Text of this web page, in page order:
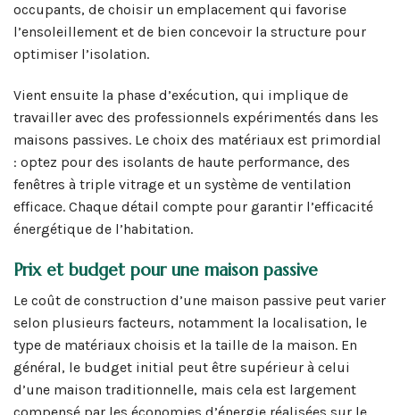
occupants, de choisir un emplacement qui favorise
l’ensoleillement et de bien concevoir la structure pour
optimiser l’isolation.
Vient ensuite la phase d’exécution, qui implique de
travailler avec des professionnels expérimentés dans les
maisons passives. Le choix des matériaux est primordial
: optez pour des isolants de haute performance, des
fenêtres à triple vitrage et un système de ventilation
efficace. Chaque détail compte pour garantir l’efficacité
énergétique de l’habitation.
Prix et budget pour une maison passive
Le coût de construction d’une maison passive peut varier
selon plusieurs facteurs, notamment la localisation, le
type de matériaux choisis et la taille de la maison. En
général, le budget initial peut être supérieur à celui
d’une maison traditionnelle, mais cela est largement
compensé par les économies d’énergie réalisées sur le